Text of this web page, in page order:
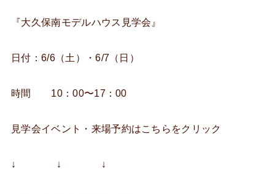
『大久保南モデルハウス見学会』
日付：6/6（土）・6/7（日）
時間 10：00〜17：00
見学会イベント・来場予約はこちらをクリック
↓ ↓ ↓